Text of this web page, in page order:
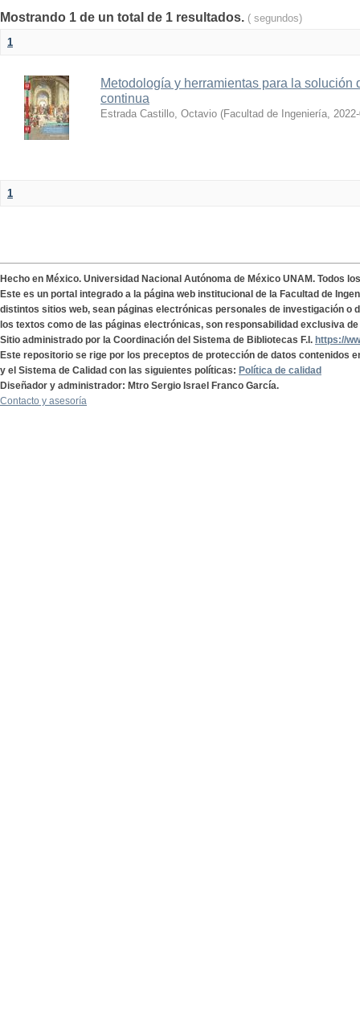
Mostrando 1 de un total de 1 resultados. ( segundos)
1
Metodología y herramientas para la solución
continua
Estrada Castillo, Octavio (Facultad de Ingeniería,
1
Hecho en México. Universidad Nacional Autónoma de México UNAM. Todos
Este es un portal integrado a la página web institucional de la Facultad de
distintos sitios web, sean páginas electrónicas personales de investigación o
los textos como de las páginas electrónicas, son responsabilidad exclusiva
Sitio administrado por la Coordinación del Sistema de Bibliotecas F.I. https://
Este repositorio se rige por los preceptos de protección de datos contenidos
y el Sistema de Calidad con las siguientes políticas: Política de calidad
Diseñador y administrador: Mtro Sergio Israel Franco García.
Contacto y asesoría